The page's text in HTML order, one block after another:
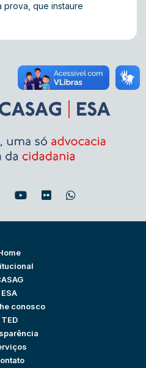
prova, que instaure
ESA
conosco
TED